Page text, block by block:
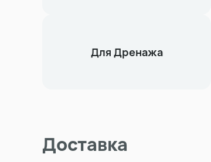
Для Дренажа
Доставка